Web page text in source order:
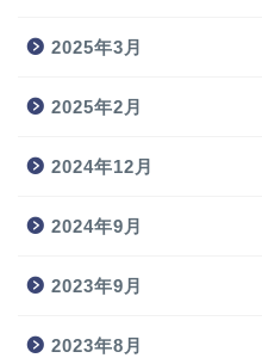
2025年3月
2025年2月
2024年12月
2024年9月
2023年9月
2023年8月